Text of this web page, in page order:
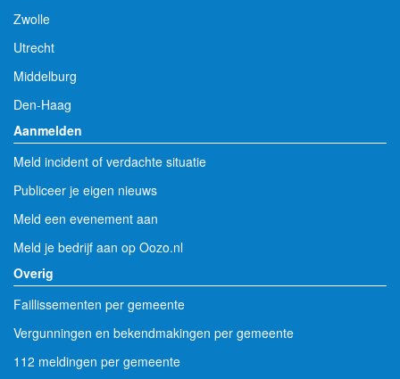
Zwolle
Utrecht
Middelburg
Den-Haag
Aanmelden
Meld incident of verdachte situatie
Publiceer je eigen nieuws
Meld een evenement aan
Meld je bedrijf aan op Oozo.nl
Overig
Faillissementen per gemeente
Vergunningen en bekendmakingen per gemeente
112 meldingen per gemeente